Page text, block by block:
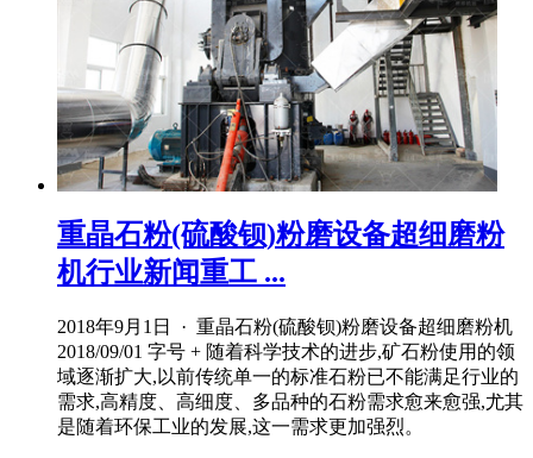
重晶石粉(硫酸钡)粉磨设备超细磨粉
机行业新闻重工 ...
2018年9月1日 · 重晶石粉(硫酸钡)粉磨设备超细磨粉机
2018/09/01 字号 + 随着科学技术的进步,矿石粉使用的领
域逐渐扩大,以前传统单一的标准石粉已不能满足行业的
需求,高精度、高细度、多品种的石粉需求愈来愈强,尤其
是随着环保工业的发展,这一需求更加强烈。